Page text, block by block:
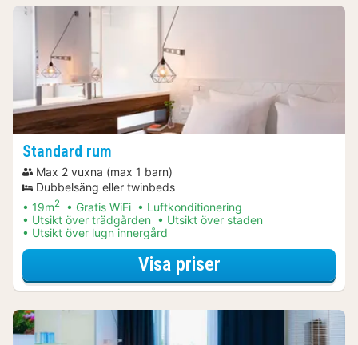
Standard rum
Max 2 vuxna (max 1 barn)
Dubbelsäng eller twinbeds
19m2 Gratis WiFi
Luftkonditionering
Utsikt över trädgården
Utsikt över staden
Utsikt över lugn innergård
Visa priserför Middagspaket